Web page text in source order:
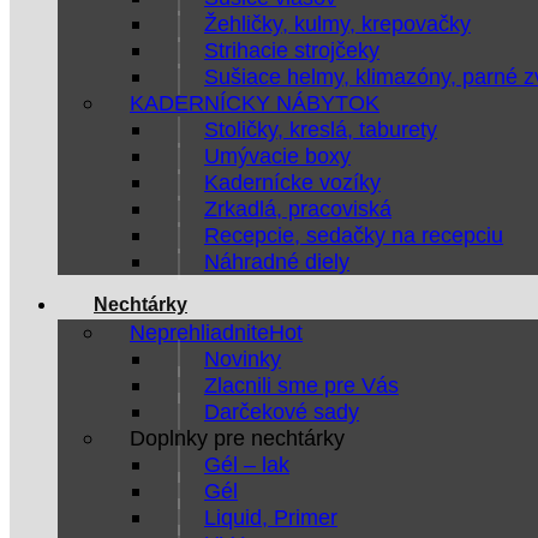
Žehličky, kulmy, krepovačky
Strihacie strojčeky
Sušiace helmy, klimazóny, parné
KADERNÍCKY NÁBYTOK
Stoličky, kreslá, taburety
Umývacie boxy
Kadernícke vozíky
Zrkadlá, pracoviská
Recepcie, sedačky na recepciu
Náhradné diely
Nechtárky
Neprehliadnite
Novinky
Zlacnili sme pre Vás
Darčekové sady
Doplnky pre nechtárky
Gél – lak
Gél
Liquid, Primer